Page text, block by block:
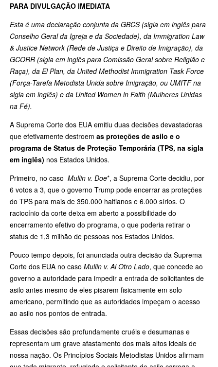
PARA DIVULGAÇÃO IMEDIATA
Esta é uma declaração conjunta da GBCS (sigla em inglês para
Conselho Geral da Igreja e da Sociedade), da Immigration Law
& Justice Network (Rede de Justiça e Direito de Imigração), da
GCORR (sigla em inglês para Comissão Geral sobre Religião e
Raça), da El Plan, da United Methodist Immigration Task Force
(Força-Tarefa Metodista Unida sobre Imigração, ou UMITF na
sigla em inglês) e da United Women in Faith (Mulheres Unidas
na Fé).
A Suprema Corte dos EUA emitiu duas decisões devastadoras
que efetivamente destroem as proteções de asilo e o
programa de Status de Proteção Temporária (TPS, na sigla
em inglês) nos Estados Unidos.
Primeiro, no caso Mullin v. Doe*, a Suprema Corte decidiu, por
6 votos a 3, que o governo Trump pode encerrar as proteções
do TPS para mais de 350.000 haitianos e 6.000 sírios. O
raciocínio da corte deixa em aberto a possibilidade do
encerramento efetivo do programa, o que poderia retirar o
status de 1,3 milhão de pessoas nos Estados Unidos.
Pouco tempo depois, foi anunciada outra decisão da Suprema
Corte dos EUA no caso Mullin v. Al Otro Lado, que concede ao
governo a autoridade para impedir a entrada de solicitantes de
asilo antes mesmo de eles pisarem fisicamente em solo
americano, permitindo que as autoridades impeçam o acesso
ao asilo nos pontos de entrada.
Essas decisões são profundamente cruéis e desumanas e
representam um grave afastamento dos mais altos ideais de
nossa nação. Os Princípios Sociais Metodistas Unidos afirmam